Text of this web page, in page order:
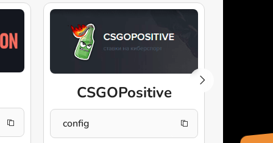
CSGOPositive
config